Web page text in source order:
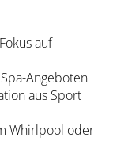
auf
Angeboten
aus Sport
Whirlpool oder